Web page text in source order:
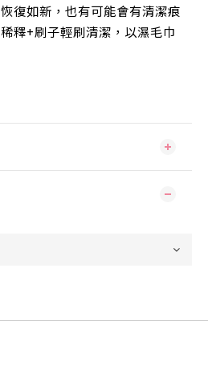
復如新，也有可能會有清潔痕
釋+刷子輕刷清潔，以濕毛巾